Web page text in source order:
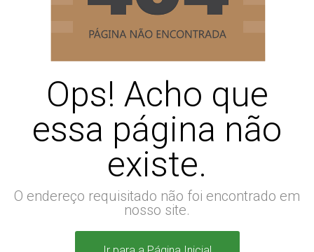
Ops! Acho que
essa página não
existe.
O endereço requisitado não foi encontrado em
nosso site.